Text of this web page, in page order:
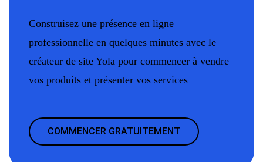
Construisez une présence en ligne
professionnelle en quelques minutes avec le
créateur de site Yola pour commencer à vendre
vos produits et présenter vos services
COMMENCER GRATUITEMENT